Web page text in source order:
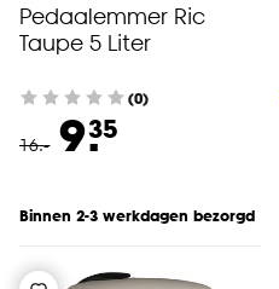
Pedaalemmer Ric
Taupe 5 Liter
(0)
16.- 9.35
Binnen 2-3 werkdagen bezorgd